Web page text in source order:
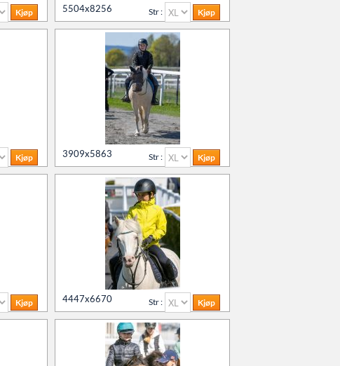
5504x8256 Str :
3909x5863 Str :
4447x6670 Str :